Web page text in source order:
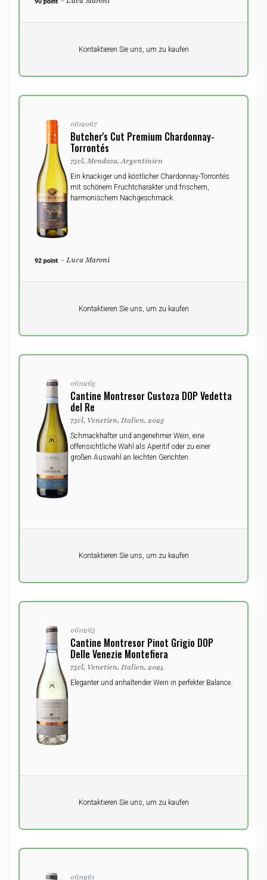
Kontaktieren Sie uns, um zu kaufen
0612067
Butcher's Cut Premium Chardonnay-
Torrontés
75cl, Mendoza, Argentinien
Ein knackiger und köstlicher Chardonnay-Torrontés
mit schönem Fruchtcharakter und frischem,
harmonischem Nachgeschmack.
- Luca Maroni
Kontaktieren Sie uns, um zu kaufen
0611263
Cantine Montresor Custoza DOP Vedetta
del Re
75cl, Venetien, Italien, 2023
Schmackhafter und angenehmer Wein, eine
offensichtliche Wahl als Aperitif oder zu einer
großen Auswahl an leichten Gerichten.
Kontaktieren Sie uns, um zu kaufen
0611265
Cantine Montresor Pinot Grigio DOP
Delle Venezie Montefiera
75cl, Venetien, Italien, 2024
Eleganter und anhaltender Wein in perfekter Balance.
Kontaktieren Sie uns, um zu kaufen
0611261